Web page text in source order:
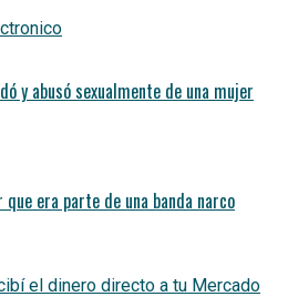
y abusó sexualmente de una mujer
era parte de una banda narco